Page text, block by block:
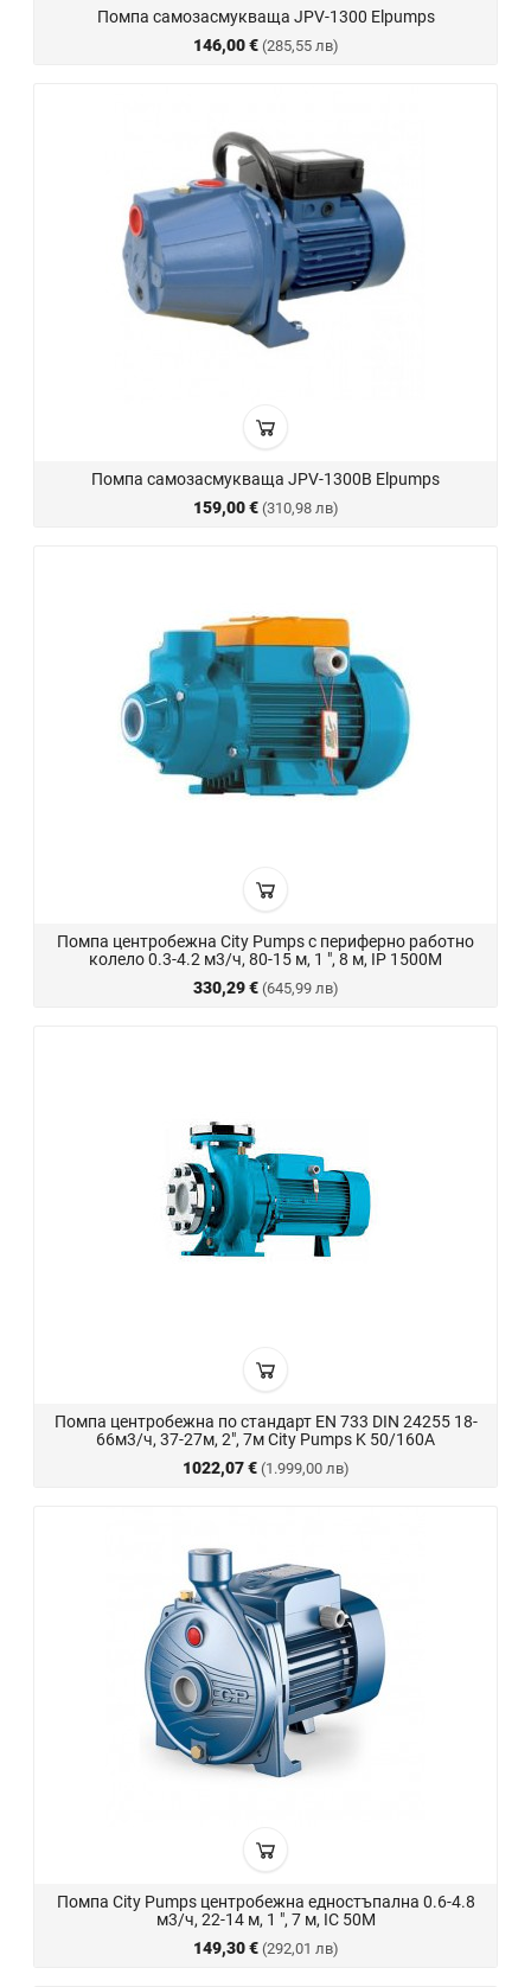
Помпа самозасмукваща JPV-1300 Elpumps
146,00 € (285,55 лв)
Помпа самозасмукваща JPV-1300B Elpumps
159,00 € (310,98 лв)
Помпа центробежна City Pumps с периферно работно
колело 0.3-4.2 м3/ч, 80-15 м, 1 ", 8 м, IP 1500M
330,29 € (645,99 лв)
Помпа центробежна по стандарт EN 733 DIN 24255 18-
66м3/ч, 37-27м, 2", 7м City Pumps K 50/160A
1022,07 € (1.999,00 лв)
Помпа City Pumps центробежна едностъпална 0.6-4.8
м3/ч, 22-14 м, 1 ", 7 м, IC 50M
149,30 € (292,01 лв)